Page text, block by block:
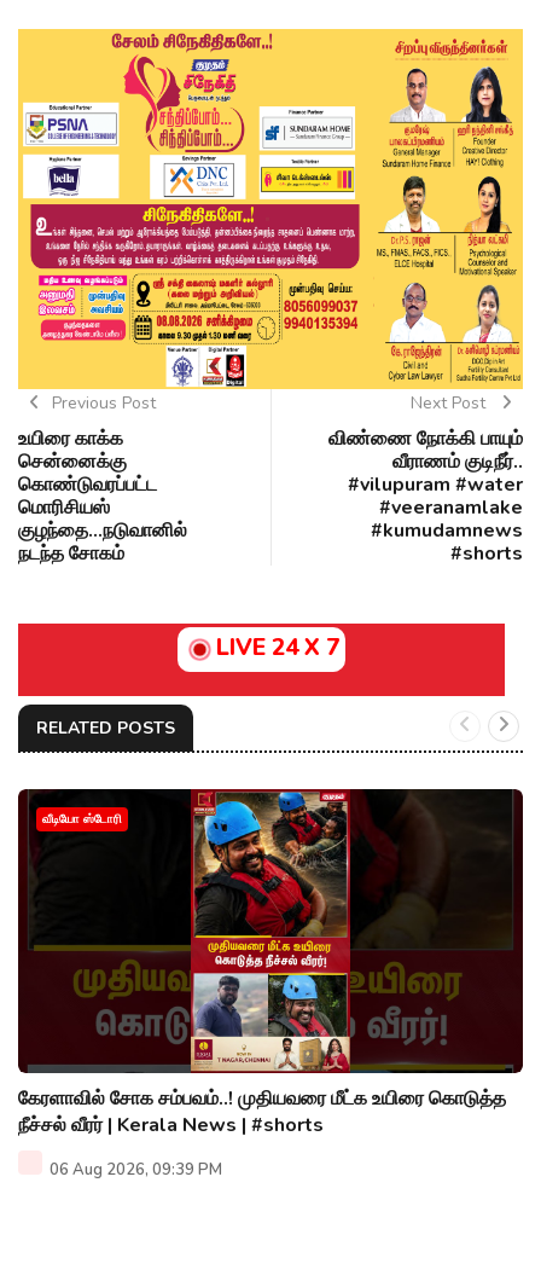
Previous Post
உயிரை காக்க
சென்னைக்கு
கொண்டுவரப்பட்ட
மொரிசியஸ்
குழந்தை...நடுவானில்
நடந்த சோகம்
Next Post
விண்ணை நோக்கி பாயும்
வீராணம் குடிநீர்..
#vilupuram #water
#veeranamlake
#kumudamnews
#shorts
LIVE 24 X 7
RELATED POSTS
வீடியோ ஸ்டோரி
கேரளாவில் சோக சம்பவம்..! முதியவரை மீட்க உயிரை கொடுத்த
நீச்சல் வீரர் | Kerala News | #shorts
06 Aug 2026, 09:39 PM